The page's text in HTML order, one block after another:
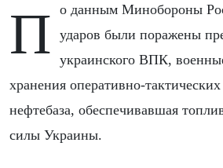
По данным Минобороны России, в результате
ударов были поражены
украинского ВПК,
хранения оперативно-
нефтебаза, обеспечивавшая
силы Украины.